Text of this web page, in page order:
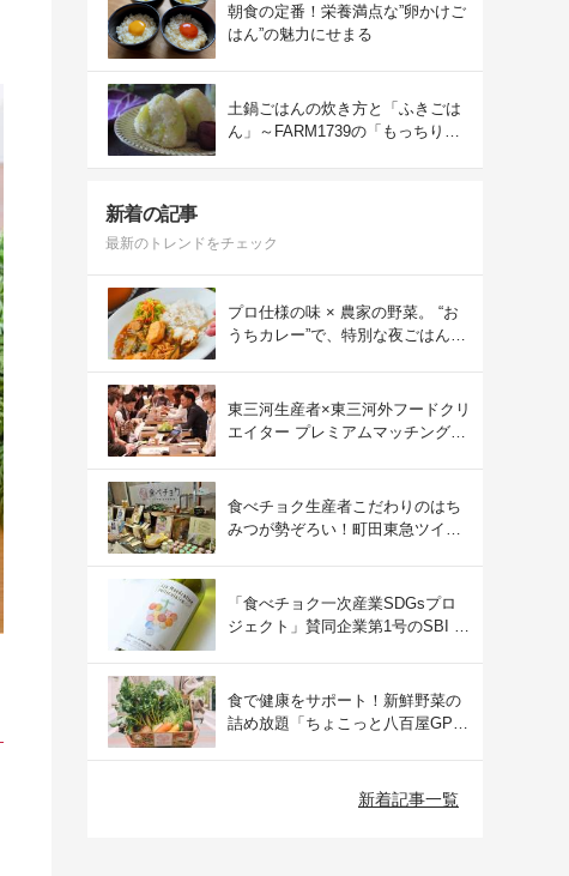
朝食の定番！栄養満点な”卵かけご
はん”の魅力にせまる
土鍋ごはんの炊き方と「ふきごは
ん」～FARM1739の「もっちりコ
新着の記事
最新のトレンドをチェック
プロ仕様の味 × 農家の野菜。 “お
うちカレー”で、特別な夜ごはん
東三河生産者×東三河外フードクリ
エイター プレミアムマッチング会
食べチョク生産者こだわりのはち
みつが勢ぞろい！町田東急ツイン
「食べチョク一次産業SDGsプロ
ジェクト」賛同企業第1号のSBI F
食で健康をサポート！新鮮野菜の
詰め放題「ちょこっと八百屋GP
新着記事一覧